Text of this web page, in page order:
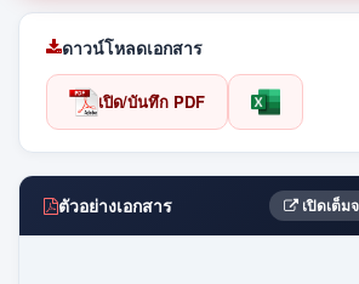
ดาวน์โหลดเอกสาร
เปิด/บันทึก PDF
ตัวอย่างเอกสาร เปิดเต็ม